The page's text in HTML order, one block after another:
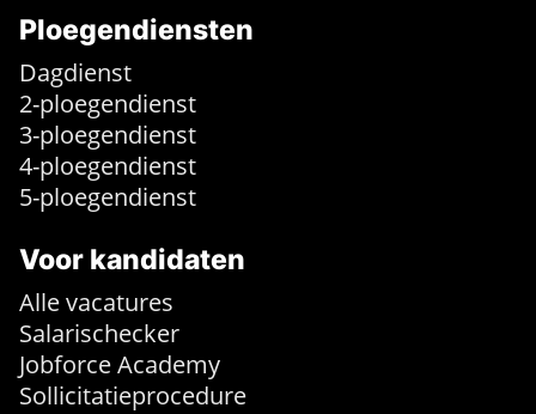
Ploegendiensten
Dagdienst
2-ploegendienst
3-ploegendienst
4-ploegendienst
5-ploegendienst
Voor kandidaten
Alle vacatures
Salarischecker
Jobforce Academy
Sollicitatieprocedure